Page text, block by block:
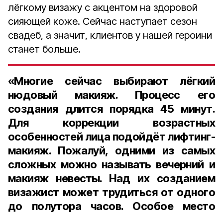
лёгкому визажу с акцентом на здоровой
сияющей коже. Сейчас наступает сезон
свадеб, а значит, клиентов у нашей героини
станет больше.
«Многие сейчас выбирают лёгкий
нюдовый макияж. Процесс его
создания длится порядка 45 минут.
Для коррекции возрастных
особенностей лица подойдёт лифтинг-
макияж. Пожалуй, одними из самых
сложных можно называть вечерний и
макияж невесты. Над их созданием
визажист может трудиться от одного
до полутора часов. Особое место